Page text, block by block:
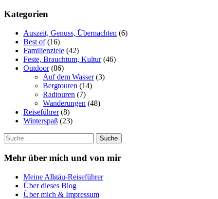
Kategorien
Auszeit, Genuss, Übernachten (6)
Best of(16)
Familienziele (42)
Feste, Brauchtum, Kultur(46)
Outdoor(86)
Auf dem Wasser(3)
Bergtouren (14)
Radtouren (7)
Wanderungen (48)
Reiseführer(8)
Winterspaß (23)
Suche
Mehr über mich und von mir
Meine Allgäu-Reiseführer
Über dieses Blog
Über mich & Impressum